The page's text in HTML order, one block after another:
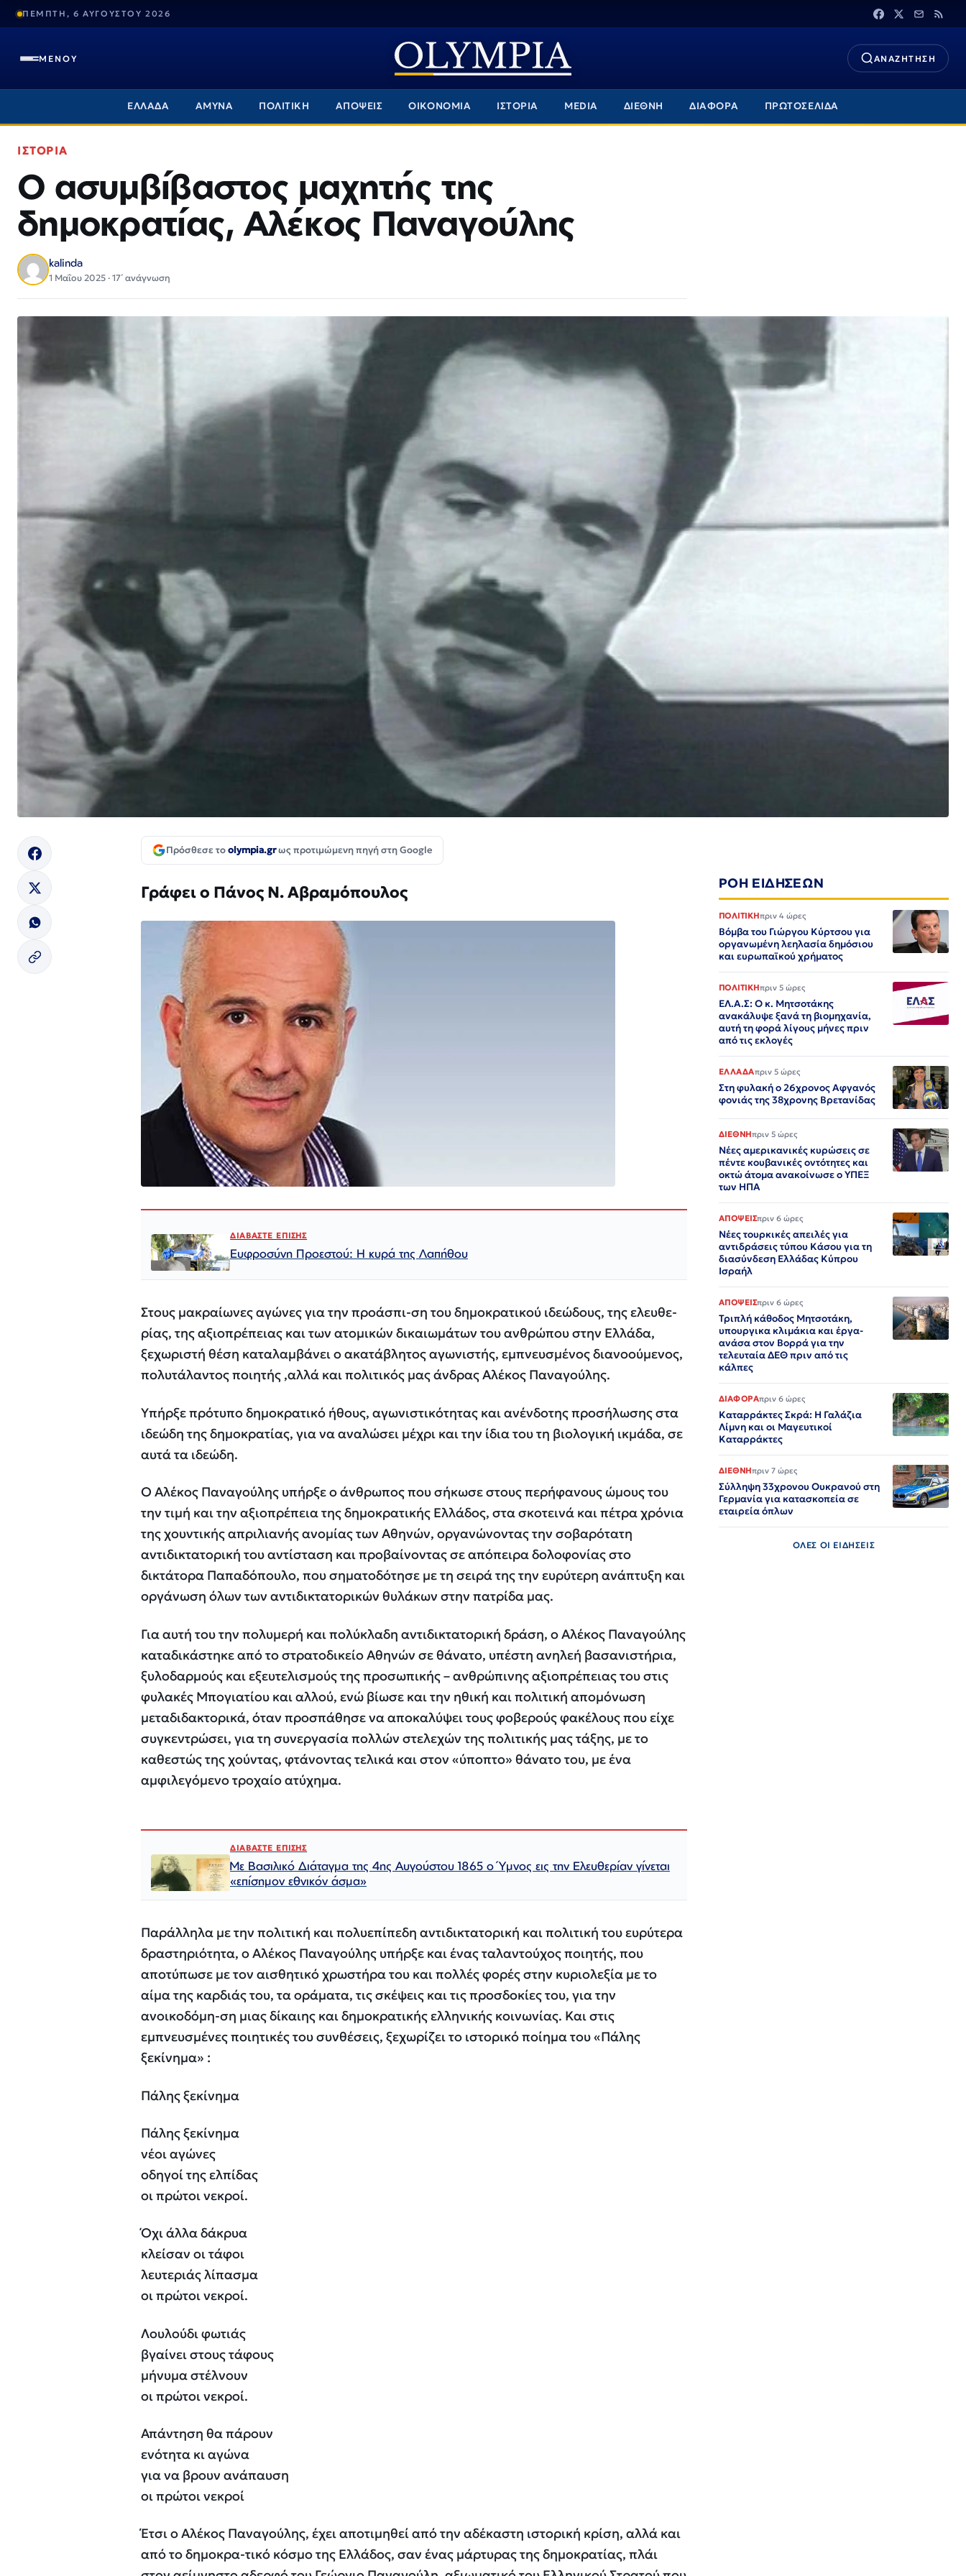
ΠΕΜΠΤΗ, 6 ΑΥΓΟΥΣΤΟΥ 2026
ΜΕΝΟΥ ΑΝΑΖΗΤΗΣΗ
ΕΛΛΑΔΑ ΑΜΥΝΑ ΠΟΛΙΤΙΚΗ ΑΠΟΨΕΙΣ ΟΙΚΟΝΟΜΙΑ ΙΣΤΟΡΙΑ MEDIA ΔΙΕΘΝΗ ΔΙΑΦΟΡΑ ΠΡΩΤΟΣΕΛΙΔΑ
ΙΣΤΟΡΙΑ
Ο ασυμβίβαστος μαχητής της
δημοκρατίας, Αλέκος Παναγούλης
kalinda
1 Μαΐου 2025 · 17΄ ανάγνωση
Πρόσθεσε τοolympia.grως προτιμώμενη πηγή στη Google
Γράφει ο Πάνος Ν. Αβραμόπουλος
ΔΙΑΒΑΣΤΕ ΕΠΙΣΗΣ
Ευφροσύνη Προεστού: Η κυρά της Λαπήθου
Στους μακραίωνες αγώνες για την προάσπι-ση του δημοκρατικού ιδεώδους, της ελευθε-
ρίας, της αξιοπρέπειας και των ατομικών δικαιωμάτων του ανθρώπου στην Ελλάδα,
ξεχωριστή θέση καταλαμβάνει ο ακατάβλητος αγωνιστής, εμπνευσμένος διανοούμενος,
πολυτάλαντος ποιητής ,αλλά και πολιτικός μας άνδρας Αλέκος Παναγούλης.
Yπήρξε πρότυπο δημοκρατικό ήθους, αγωνιστικότητας και ανένδοτης προσήλωσης στα
ιδεώδη της δημοκρατίας, για να αναλώσει μέχρι και την ίδια του τη βιολογική ικμάδα, σε
αυτά τα ιδεώδη.
Ο Αλέκος Παναγούλης υπήρξε ο άνθρωπος που σήκωσε στους περήφανους ώμους του
την τιμή και την αξιοπρέπεια της δημοκρατικής Ελλάδος, στα σκοτεινά και πέτρα χρόνια
της χουντικής απριλιανής ανομίας των Αθηνών, οργανώνοντας την σοβαρότατη
αντιδικτατορική του αντίσταση και προβαίνοντας σε απόπειρα δολοφονίας στο
δικτάτορα Παπαδόπουλο, που σηματοδότησε με τη σειρά της την ευρύτερη ανάπτυξη και
οργάνωση όλων των αντιδικτατορικών θυλάκων στην πατρίδα μας.
Για αυτή του την πολυμερή και πολύκλαδη αντιδικτατορική δράση, ο Αλέκος Παναγούλης
καταδικάστηκε από το στρατοδικείο Αθηνών σε θάνατο, υπέστη ανηλεή βασανιστήρια,
ξυλοδαρμούς και εξευτελισμούς της προσωπικής – ανθρώπινης αξιοπρέπειας του στις
φυλακές Μπογιατίου και αλλού, ενώ βίωσε και την ηθική και πολιτική απομόνωση
μεταδιδακτορικά, όταν προσπάθησε να αποκαλύψει τους φοβερούς φακέλους που είχε
συγκεντρώσει, για τη συνεργασία πολλών στελεχών της πολιτικής μας τάξης, με το
καθεστώς της χούντας, φτάνοντας τελικά και στον «ύποπτο» θάνατο του, με ένα
αμφιλεγόμενο τροχαίο ατύχημα.
ΔΙΑΒΑΣΤΕ ΕΠΙΣΗΣ
Με Βασιλικό Διάταγμα της 4ης Αυγούστου 1865 ο Ύμνος εις την Ελευθερίαν γίνεται
«επίσημον εθνικόν άσμα»
Παράλληλα με την πολιτική και πολυεπίπεδη αντιδικτατορική και πολιτική του ευρύτερα
δραστηριότητα, ο Αλέκος Παναγούλης υπήρξε και ένας ταλαντούχος ποιητής, που
αποτύπωσε με τον αισθητικό χρωστήρα του και πολλές φορές στην κυριολεξία με το
αίμα της καρδιάς του, τα οράματα, τις σκέψεις και τις προσδοκίες του, για την
ανοικοδόμη-ση μιας δίκαιης και δημοκρατικής ελληνικής κοινωνίας. Και στις
εμπνευσμένες ποιητικές του συνθέσεις, ξεχωρίζει το ιστορικό ποίημα του «Πάλης
ξεκίνημα» :
Πάλης ξεκίνημα
Πάλης ξεκίνημα
νέοι αγώνες
οδηγοί της ελπίδας
οι πρώτοι νεκροί.
Όχι άλλα δάκρυα
κλείσαν οι τάφοι
λευτεριάς λίπασμα
οι πρώτοι νεκροί.
Λουλούδι φωτιάς
βγαίνει στους τάφους
μήνυμα στέλνουν
οι πρώτοι νεκροί.
Απάντηση θα πάρουν
ενότητα κι αγώνα
για να βρουν ανάπαυση
οι πρώτοι νεκροί
Έτσι ο Αλέκος Παναγούλης, έχει αποτιμηθεί από την αδέκαστη ιστορική κρίση, αλλά και
από το δημοκρα-τικό κόσμο της Ελλάδος, σαν ένας μάρτυρας της δημοκρατίας, πλάι
ΡΟΗ ΕΙΔΗΣΕΩΝ
ΠΟΛΙΤΙΚΗπριν 4 ώρες
Βόμβα του Γιώργου Κύρτσου για
οργανωμένη λεηλασία δημόσιου
και ευρωπαϊκού χρήματος
ΠΟΛΙΤΙΚΗπριν 5 ώρες
ΕΛ.Α.Σ: Ο κ. Μητσοτάκης
ανακάλυψε ξανά τη βιομηχανία,
αυτή τη φορά λίγους μήνες πριν
από τις εκλογές
ΕΛΛΑΔΑπριν 5 ώρες
Στη φυλακή ο 26χρονος Αφγανός
φονιάς της 38χρονης Βρετανίδας
ΔΙΕΘΝΗπριν 5 ώρες
Νέες αμερικανικές κυρώσεις σε
πέντε κουβανικές οντότητες και
οκτώ άτομα ανακοίνωσε ο ΥΠΕΞ
των ΗΠΑ
ΑΠΟΨΕΙΣπριν 6 ώρες
Νέες τουρκικές απειλές για
αντιδράσεις τύπου Κάσου για τη
διασύνδεση Ελλάδας Κύπρου
Ισραήλ
ΑΠΟΨΕΙΣπριν 6 ώρες
Τριπλή κάθοδος Μητσοτάκη,
υπουργικα κλιμάκια και έργα-
ανάσα στον Βορρά για την
τελευταία ΔΕΘ πριν από τις
κάλπες
ΔΙΑΦΟΡΑπριν 6 ώρες
Καταρράκτες Σκρά: Η Γαλάζια
Λίμνη και οι Μαγευτικοί
Καταρράκτες
ΔΙΕΘΝΗπριν 7 ώρες
Σύλληψη 33χρονου Ουκρανού στη
Γερμανία για κατασκοπεία σε
εταιρεία όπλων
ΟΛΕΣ ΟΙ ΕΙΔΗΣΕΙΣ